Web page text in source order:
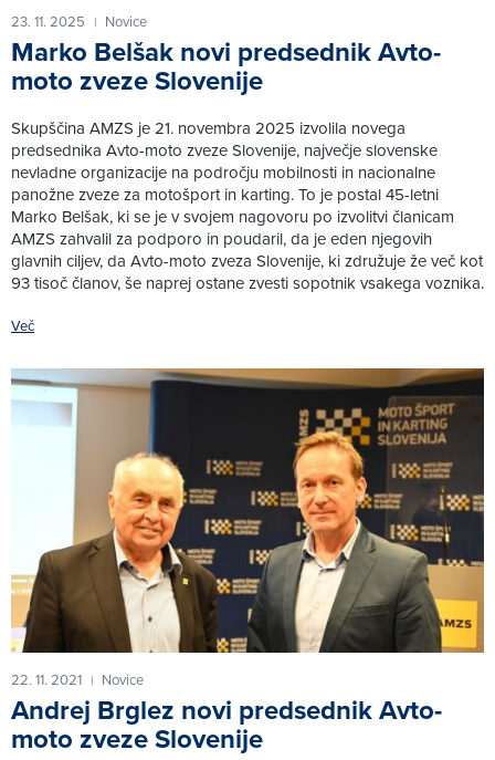
23. 11. 2025 | Novice
Marko Belšak novi predsednik Avto-
moto zveze Slovenije
Skupščina AMZS je 21. novembra 2025 izvolila novega
predsednika Avto-moto zveze Slovenije, največje slovenske
nevladne organizacije na področju mobilnosti in nacionalne
panožne zveze za motošport in karting. To je postal 45-letni
Marko Belšak, ki se je v svojem nagovoru po izvolitvi članicam
AMZS zahvalil za podporo in poudaril, da je eden njegovih
glavnih ciljev, da Avto-moto zveza Slovenije, ki združuje že več kot
93 tisoč članov, še naprej ostane zvesti sopotnik vsakega voznika.
Več
22. 11. 2021 | Novice
Andrej Brglez novi predsednik Avto-
moto zveze Slovenije